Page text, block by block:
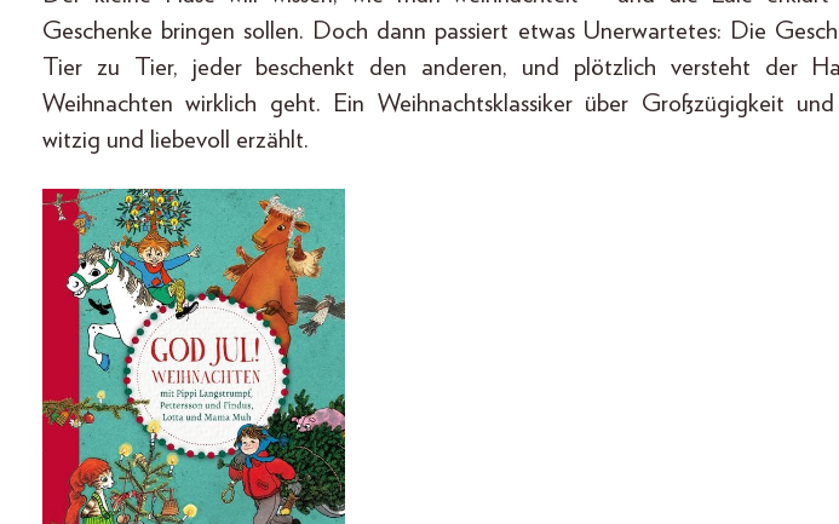
Geschenke bringen sollen. Doch dann passiert etwas Unerwartetes: Die
Tier zu Tier, jeder beschenkt den anderen, und plötzlich versteht der
Weihnachten wirklich geht. Ein Weihnachtsklassiker über Großzügigkeit und
witzig und liebevoll erzählt.